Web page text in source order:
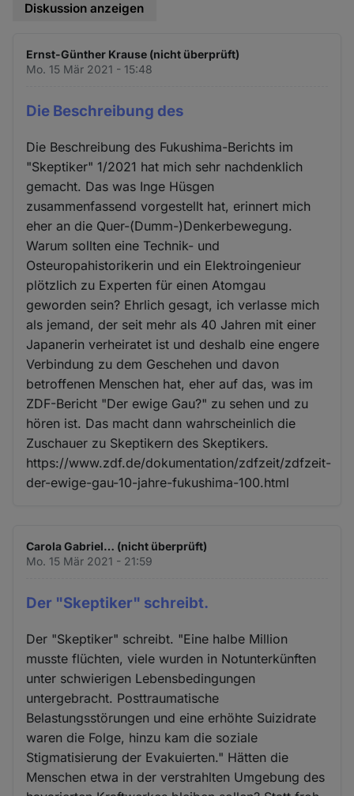
Diskussion anzeigen
Ernst-Günther Krause (nicht überprüft)
Mo. 15 Mär 2021 - 15:48
Die Beschreibung des
Die Beschreibung des Fukushima-Berichts im
"Skeptiker" 1/2021 hat mich sehr nachdenklich
gemacht. Das was Inge Hüsgen
zusammenfassend vorgestellt hat, erinnert mich
eher an die Quer-(Dumm-)Denkerbewegung.
Warum sollten eine Technik- und
Osteuropahistorikerin und ein Elektroingenieur
plötzlich zu Experten für einen Atomgau
geworden sein? Ehrlich gesagt, ich verlasse mich
als jemand, der seit mehr als 40 Jahren mit einer
Japanerin verheiratet ist und deshalb eine engere
Verbindung zu dem Geschehen und davon
betroffenen Menschen hat, eher auf das, was im
ZDF-Bericht "Der ewige Gau?" zu sehen und zu
hören ist. Das macht dann wahrscheinlich die
Zuschauer zu Skeptikern des Skeptikers.
https://www.zdf.de/dokumentation/zdfzeit/zdfzeit-
der-ewige-gau-10-jahre-fukushima-100.html
Carola Gabriel… (nicht überprüft)
Mo. 15 Mär 2021 - 21:59
Der "Skeptiker" schreibt.
Der "Skeptiker" schreibt. "Eine halbe Million
musste flüchten, viele wurden in Notunterkünften
unter schwierigen Lebensbedingungen
untergebracht. Posttraumatische
Belastungsstörungen und eine erhöhte Suizidrate
waren die Folge, hinzu kam die soziale
Stigmatisierung der Evakuierten." Hätten die
Menschen etwa in der verstrahlten Umgebung des